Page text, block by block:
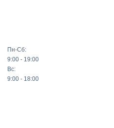
Пн-Сб:
9:00 - 19:00
Вс:
9:00 - 18:00